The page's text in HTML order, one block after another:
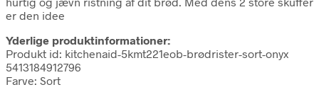
er den idee
Yderlige produktinformationer:
Produkt id: kitchenaid-5kmt221eob-brødrister-sort-onyx
5413184912796
Farve: Sort